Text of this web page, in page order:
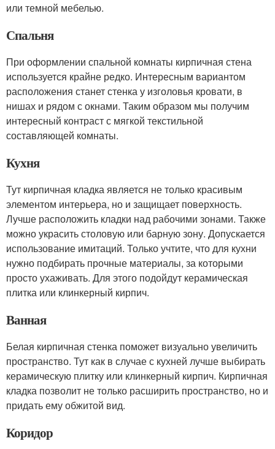
или темной мебелью.
Спальня
При оформлении спальной комнаты кирпичная стена
используется крайне редко. Интересным вариантом
расположения станет стенка у изголовья кровати, в
нишах и рядом с окнами. Таким образом мы получим
интересный контраст с мягкой текстильной
составляющей комнаты.
Кухня
Тут кирпичная кладка является не только красивым
элементом интерьера, но и защищает поверхность.
Лучше расположить кладки над рабочими зонами. Также
можно украсить столовую или барную зону. Допускается
использование имитаций. Только учтите, что для кухни
нужно подбирать прочные материалы, за которыми
просто ухаживать. Для этого подойдут керамическая
плитка или клинкерный кирпич.
Ванная
Белая кирпичная стенка поможет визуально увеличить
пространство. Тут как в случае с кухней лучше выбирать
керамическую плитку или клинкерный кирпич. Кирпичная
кладка позволит не только расширить пространство, но и
придать ему обжитой вид.
Коридор